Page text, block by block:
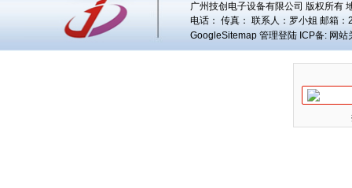
广州技创电子设备有限公司 版权所有
电话： 传真： 联系人： 罗小姐 邮箱：
GoogleSitemap 管理登陆 ICP备: 网站